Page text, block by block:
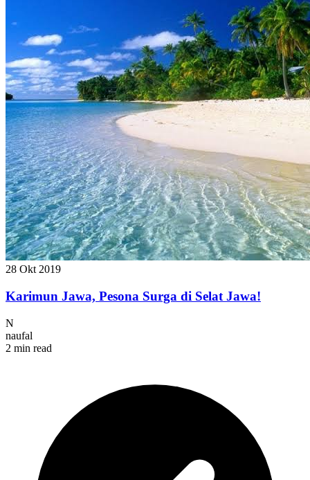
28 Okt 2019
Karimun Jawa, Pesona Surga di Selat Jawa!
N
naufal
2 min read